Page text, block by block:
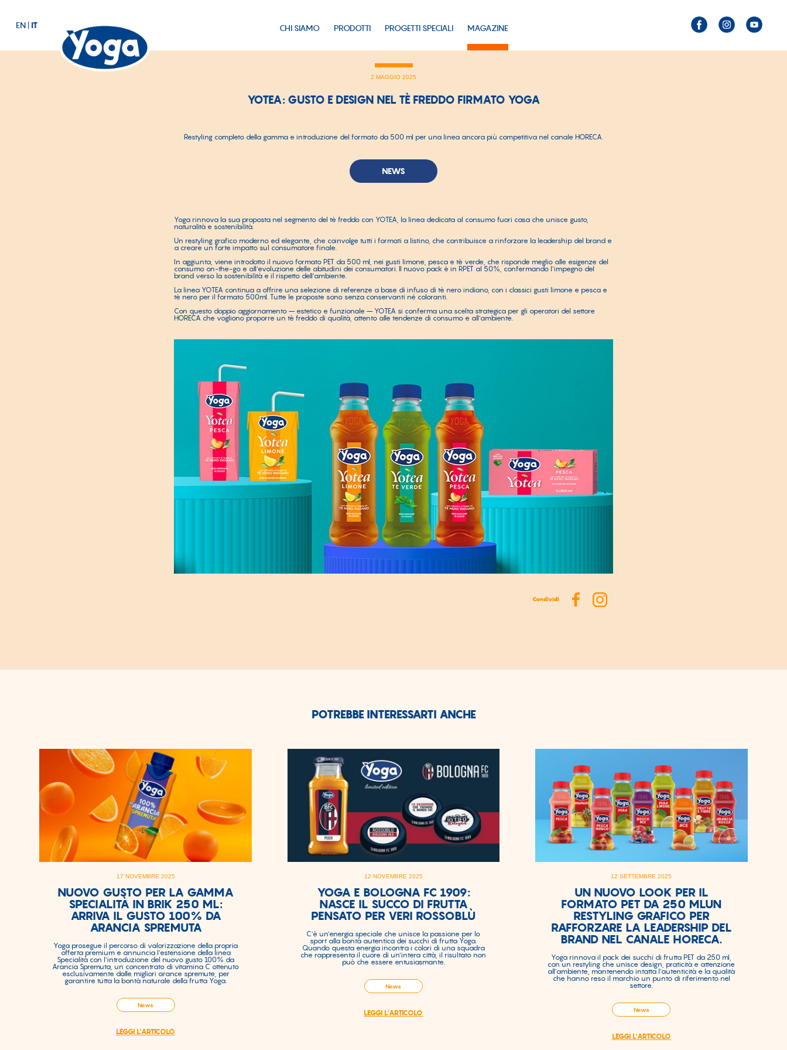
EN| IT CHI SIAMO PRODOTTI PROGETTI SPECIALI MAGAZINE
2 MAGGIO 2025
YOTEA: GUSTO E DESIGN NEL TÈ FREDDO FIRMATO YOGA
Restyling completo della gamma e introduzione del formato da 500 ml per una linea ancora più competitiva nel canale HORECA.
NEWS
Yoga rinnova la sua proposta nel segmento del tè freddo con YOTEA, la linea dedicata al consumo fuori casa che unisce gusto,
naturalità e sostenibilità.
Un restyling grafico moderno ed elegante, che coinvolge tutti i formati a listino, che contribuisce a rinforzare la leadership del brand e
a creare un forte impatto sul consumatore finale.
In aggiunta, viene introdotto il nuovo formato PET da 500 ml, nei gusti limone, pesca e tè verde, che risponde meglio alle esigenze del
consumo on-the-go e all’evoluzione delle abitudini dei consumatori. Il nuovo pack è in RPET al 50%, confermando l’impegno del
brand verso la sostenibilità e il rispetto dell’ambiente.
La linea YOTEA continua a offrire una selezione di referenze a base di infuso di tè nero indiano, con i classici gusti limone e pesca e
tè nero per il formato 500ml. Tutte le proposte sono senza conservanti né coloranti.
Con questo doppio aggiornamento – estetico e funzionale – YOTEA si conferma una scelta strategica per gli operatori del settore
HORECA che vogliono proporre un tè freddo di qualità, attento alle tendenze di consumo e all’ambiente.
Condividi
POTREBBE INTERESSARTI ANCHE
17 NOVEMBRE 2025
NUOVO GUSTO PER LA GAMMA
SPECIALITÀ IN BRIK 250 ML:
ARRIVA IL GUSTO 100% DA
ARANCIA SPREMUTA
Yoga prosegue il percorso di valorizzazione della propria
offerta premium e annuncia l’estensione della linea
Specialità con l’introduzione del nuovo gusto 100% da
Arancia Spremuta, un concentrato di vitamina C ottenuto
esclusivamente dalle migliori arance spremute, per
garantire tutta la bontà naturale della frutta Yoga.
News
LEGGI L'ARTICOLO
12 NOVEMBRE 2025
YOGA E BOLOGNA FC 1909:
NASCE IL SUCCO DI FRUTTA
PENSATO PER VERI ROSSOBLÙ
C’è un’energia speciale che unisce la passione per lo
sport alla bontà autentica dei succhi di frutta Yoga.
Quando questa energia incontra i colori di una squadra
che rappresenta il cuore di un’intera città, il risultato non
può che essere entusiasmante.
News
LEGGI L'ARTICOLO
12 SETTEMBRE 2025
UN NUOVO LOOK PER IL
FORMATO PET DA 250 MLUN
RESTYLING GRAFICO PER
RAFFORZARE LA LEADERSHIP DEL
BRAND NEL CANALE HORECA.
Yoga rinnova il pack dei succhi di frutta PET da 250 ml,
con un restyling che unisce design, praticità e attenzione
all’ambiente, mantenendo intatta l’autenticità e la qualità
che hanno reso il marchio un punto di riferimento nel
settore.
News
LEGGI L'ARTICOLO